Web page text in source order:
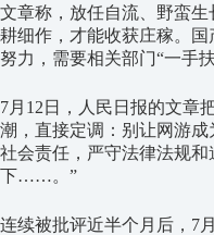
文章称，放任自流、野蛮
耕细作，才能收获庄稼。
努力，需要相关部门“一手
7月12日，人民日报的文章
潮，直接定调：别让网游
社会责任，严守法律法规
下……。”
连续被批评近半个月后，7